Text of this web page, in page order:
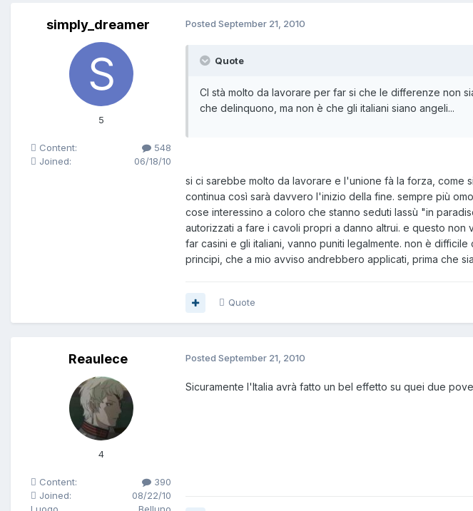
simply_dreamer
5
Content:
548
Joined:
06/18/10
Posted September 21, 2010
Quote
CI stà molto da lavorare per far si che le differenze non
che delinquono, ma non è che gli italiani siano angeli...
si ci sarebbe molto da lavorare e l'unione fà la forza, come
continua così sarà davvero l'inizio della fine. sempre più
cose interessino a coloro che stanno seduti lassù "in
autorizzati a fare i cavoli propri a danno altrui. e questo
far casini e gli italiani, vanno puniti legalmente. non è
principi, che a mio avviso andrebbero applicati, prima che
Quote
Reaulece
4
Content:
390
Joined:
08/22/10
Posted September 21, 2010
Sicuramente l'Italia avrà fatto un bel effetto su quei due